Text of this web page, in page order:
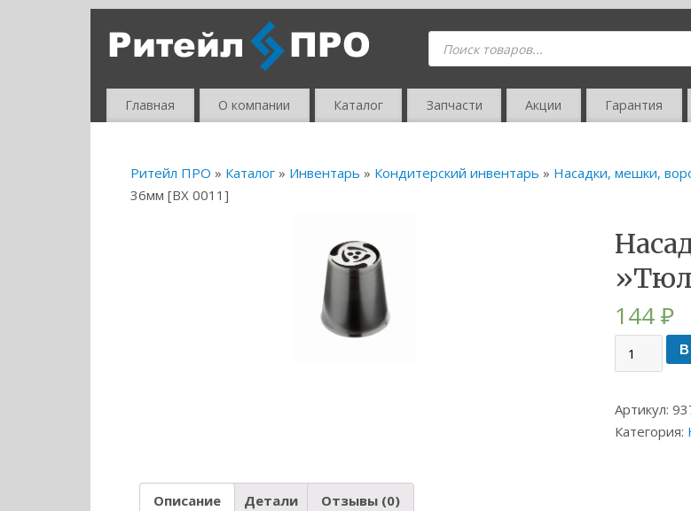
Главная О компании Каталог Запчасти Акции Гарантия
Ритейл ПРО » Каталог » Инвентарь » Кондитерский инвентарь » Насадки, мешки,
36мм [BX 0011]
144₽
В
Артикул:
Категория:
Описание Детали Отзывы (0)